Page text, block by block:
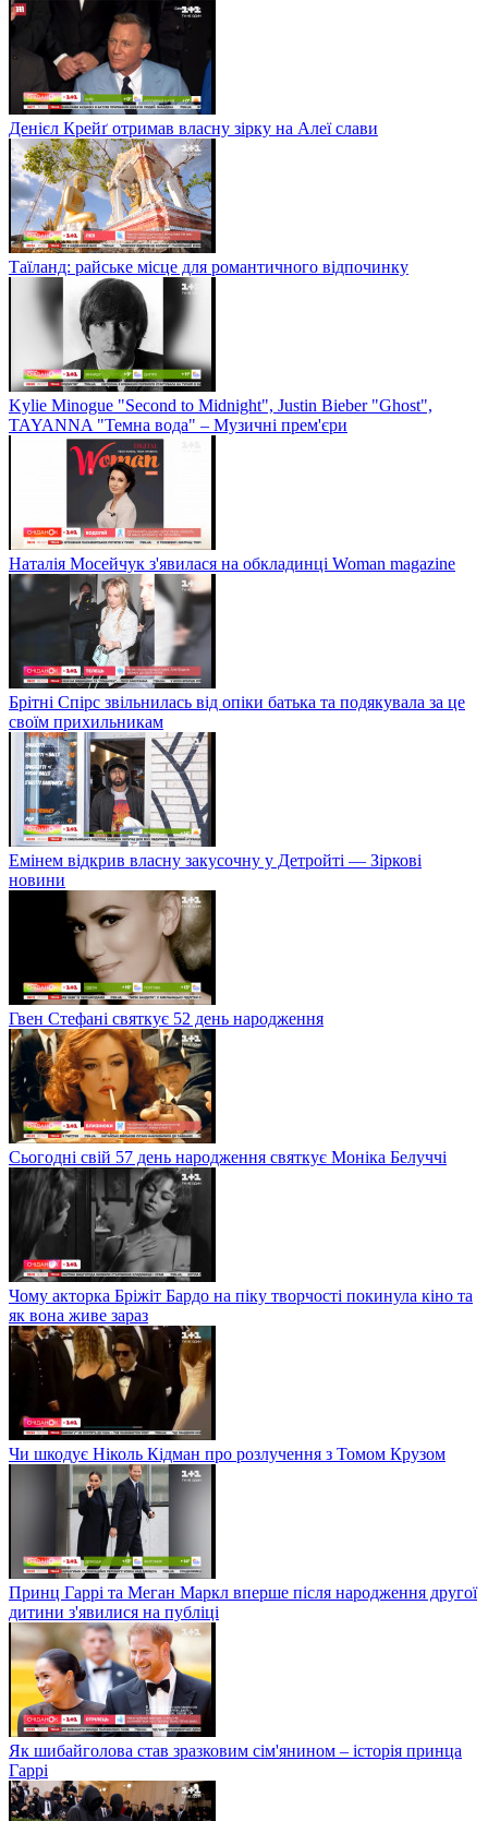
Денієл Крейґ отримав власну зірку на Алеї слави
Таїланд: райське місце для романтичного відпочинку
Kylie Minogue "Second to Midnight", Justin Bieber "Ghost",
TAYANNA "Темна вода" – Музичні прем'єри
Наталія Мосейчук з'явилася на обкладинці Woman magazine
Брітні Спірс звільнилась від опіки батька та подякувала за це
своїм прихильникам
Емінем відкрив власну закусочну у Детройті — Зіркові
новини
Гвен Стефані святкує 52 день народження
Сьогодні свій 57 день народження святкує Моніка Белуччі
Чому акторка Бріжіт Бардо на піку творчості покинула кіно та
як вона живе зараз
Чи шкодує Ніколь Кідман про розлучення з Томом Крузом
Принц Гаррі та Меган Маркл вперше після народження другої
дитини з'явилися на публіці
Як шибайголова став зразковим сім'янином – історія принца
Гаррі